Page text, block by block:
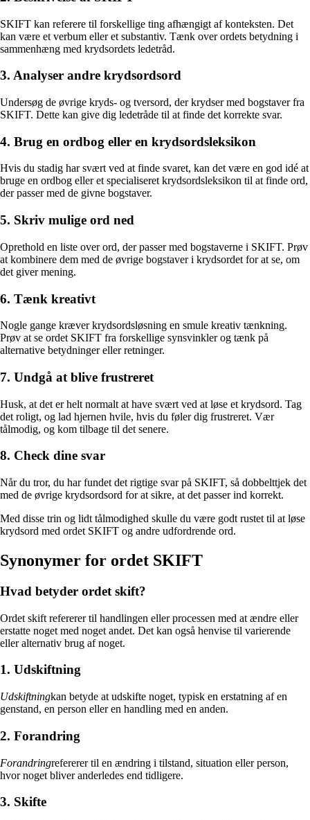
SKIFT kan referere til forskellige ting afhængigt af konteksten. Det
kan være et verbum eller et substantiv. Tænk over ordets betydning i
sammenhæng med krydsordets ledetråd.
3. Analyser andre krydsordsord
Undersøg de øvrige kryds- og tversord, der krydser med bogstaver fra
SKIFT. Dette kan give dig ledetråde til at finde det korrekte svar.
4. Brug en ordbog eller en krydsordsleksikon
Hvis du stadig har svært ved at finde svaret, kan det være en god idé at
bruge en ordbog eller et specialiseret krydsordsleksikon til at finde ord,
der passer med de givne bogstaver.
5. Skriv mulige ord ned
Oprethold en liste over ord, der passer med bogstaverne i SKIFT. Prøv
at kombinere dem med de øvrige bogstaver i krydsordet for at se, om
det giver mening.
6. Tænk kreativt
Nogle gange kræver krydsordsløsning en smule kreativ tænkning.
Prøv at se ordet SKIFT fra forskellige synsvinkler og tænk på
alternative betydninger eller retninger.
7. Undgå at blive frustreret
Husk, at det er helt normalt at have svært ved at løse et krydsord. Tag
det roligt, og lad hjernen hvile, hvis du føler dig frustreret. Vær
tålmodig, og kom tilbage til det senere.
8. Check dine svar
Når du tror, du har fundet det rigtige svar på SKIFT, så dobbelttjek det
med de øvrige krydsordsord for at sikre, at det passer ind korrekt.
Med disse trin og lidt tålmodighed skulle du være godt rustet til at løse
krydsord med ordet SKIFT og andre udfordrende ord.
Synonymer for ordet SKIFT
Hvad betyder ordet skift?
Ordet skift refererer til handlingen eller processen med at ændre eller
erstatte noget med noget andet. Det kan også henvise til varierende
eller alternativ brug af noget.
1. Udskiftning
Udskiftningkan betyde at udskifte noget, typisk en erstatning af en
genstand, en person eller en handling med en anden.
2. Forandring
Forandringrefererer til en ændring i tilstand, situation eller person,
hvor noget bliver anderledes end tidligere.
3. Skifte